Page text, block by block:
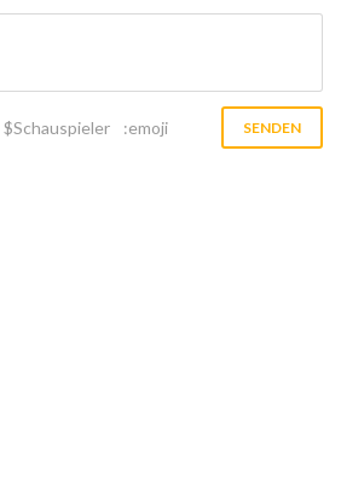
$Schauspieler :emoji